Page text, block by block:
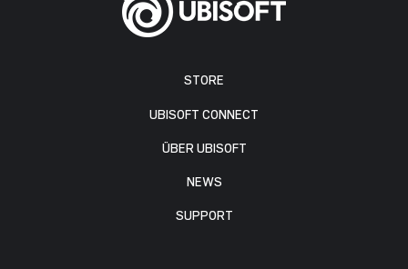
STORE
UBISOFT CONNECT
ÜBER UBISOFT
NEWS
SUPPORT